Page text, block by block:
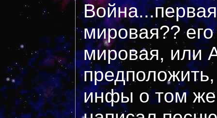
мировая??
мировая, или
инфы о том